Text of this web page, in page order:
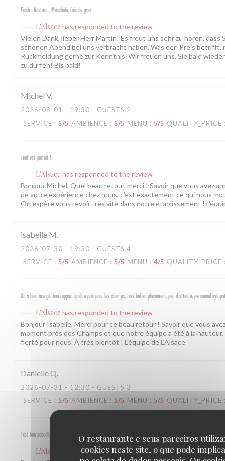
O restaurante e seus parceiros
cookies neste site, o que pode
Fisch , Austern , Muscheln, fois de gras
L'Alsace has responded to the review
Vielen Dank, lieber Herr Martin! Es freut uns sehr zu hören, dass
schönen Abend bei uns verbracht haben. Was den Preis betrifft,
Rückmeldung gerne zur Kenntnis. Wir freuen uns, Sie bald
zu dürfen! Bis bald!
Michel V
2026-08-01 - 19:30 - GUESTS 2
SERVICE : 5/5 AMBIENCE : 5/5 MENU : 5/5 QUALITY_PRICE
Tout est parfait !
L'Alsace has responded to the review
Bonjour Michel, Quel beau retour, merci ! Savoir que vous avez
de votre expérience chez nous, c'est exactement ce qui nous
On espère vous revoir très vite dans notre établissement !
isabelle M
2026-07-30 - 19:30 - GUESTS 4
SERVICE : 5/5 AMBIENCE : 5/5 MENU : 4/5 QUALITY_PRICE
On a bien mangé, bon rapport qualité prix pour les champs, très bel emplacement, peu d attente, personnel
L'Alsace has responded to the review
Bonjour Isabelle, Merci pour ce beau retour ! Savoir que vous
moment près des Champs et que notre équipe a été à la
fierté pour nous. À très bientôt ! L'équipe de L'Alsace
DanielleQ
2026-07-31 - 12:30 - GUESTS 3
SERVICE : 5/5 AMBIENCE : 5/5 MENU : 5/5 QUALITY_PRICE
Très bon accueil, service rapide et plats excellents
L'Alsace
has responded to the review